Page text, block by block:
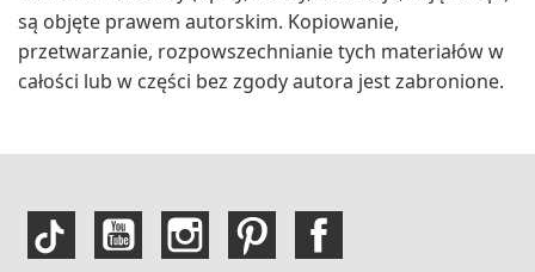
są objęte prawem autorskim. Kopiowanie,
przetwarzanie, rozpowszechnianie tych materiałów w
całości lub w części bez zgody autora jest zabronione.